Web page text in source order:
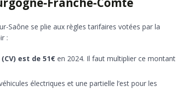
Saône se plie aux règles tarifaires votées par la
:
est de 51€ en 2024. Il faut multiplier ce montant
électriques et une partielle l’est pour les